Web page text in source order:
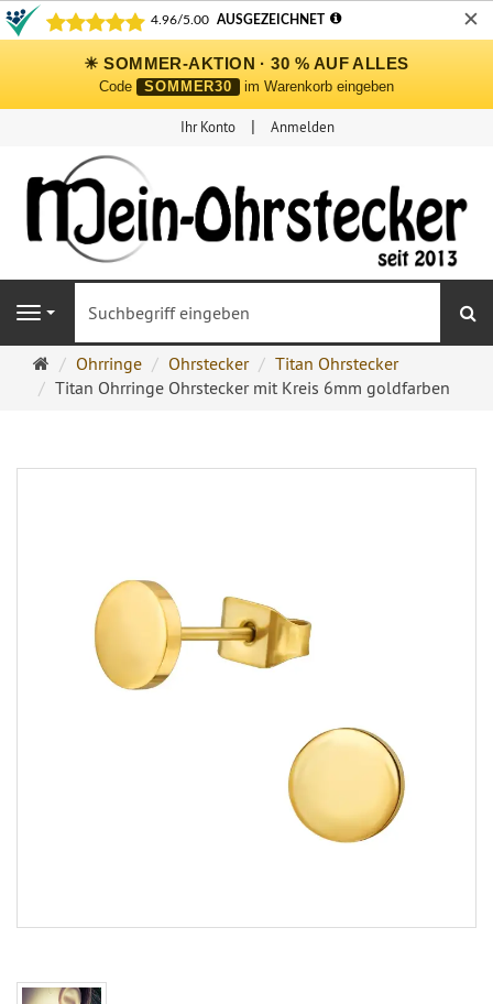
✕
☀ SOMMER-AKTION · 30 % AUF ALLES
Code SOMMER30 im Warenkorb eingeben
Ihr Konto Anmelden
Navigation
Ohrringe
Ohrstecker
Ohrringe Ohrstecker
Titan Ohrstecker
Titan Ohrringe Ohrstecker mit Kreis 6mm goldfarben